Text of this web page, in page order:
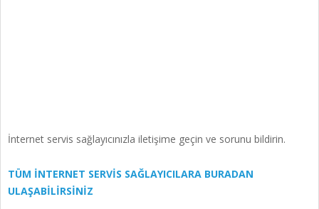
İnternet servis sağlayıcınızla iletişime geçin ve sorunu bildirin.
TÜM İNTERNET SERVİS SAĞLAYICILARA BURADAN
ULAŞABİLİRSİNİZ